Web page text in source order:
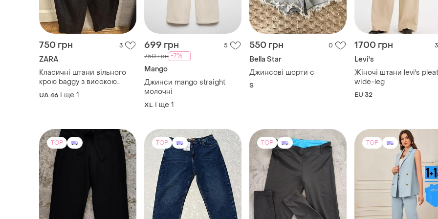
750 грн 3
ZARA
Класичні штани вільного
крою baggy з високою
посадкою та глибокими
защіпами спереду
UA 46 і ще 1
699 грн 5
750 грн -7%
Mango
Джинси mango straight
молочні
XL і ще 1
550 грн 0
Bella Star
Джинсові шорти с
S
1700 грн 3
Levi's
Жіночі штани levi's
wide-leg
EU 32
TOP TOP TOP TOP